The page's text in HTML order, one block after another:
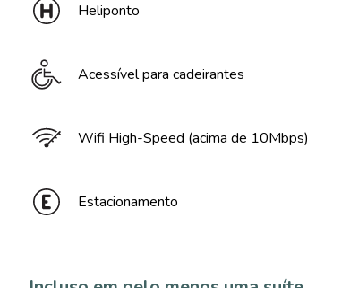
Heliponto
Acessível para cadeirantes
Wifi High-Speed (acima de 10Mbps)
Estacionamento